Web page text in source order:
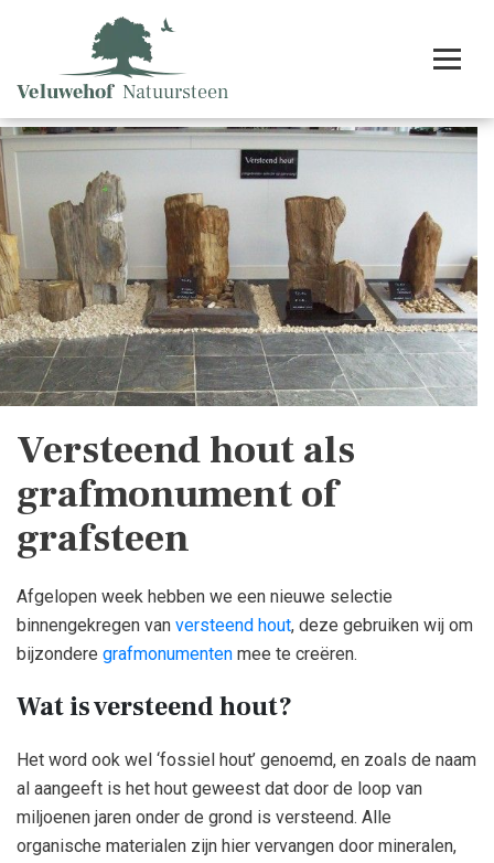
Versteend hout als
grafmonument of
grafsteen
Afgelopen week hebben we een nieuwe selectie
binnengekregen van versteend hout, deze gebruiken wij om
bijzondere grafmonumenten mee te creëren.
Wat is versteend hout?
Het word ook wel ‘fossiel hout’ genoemd, en zoals de naam
al aangeeft is het hout geweest dat door de loop van
miljoenen jaren onder de grond is versteend. Alle
organische materialen zijn hier vervangen door mineralen,